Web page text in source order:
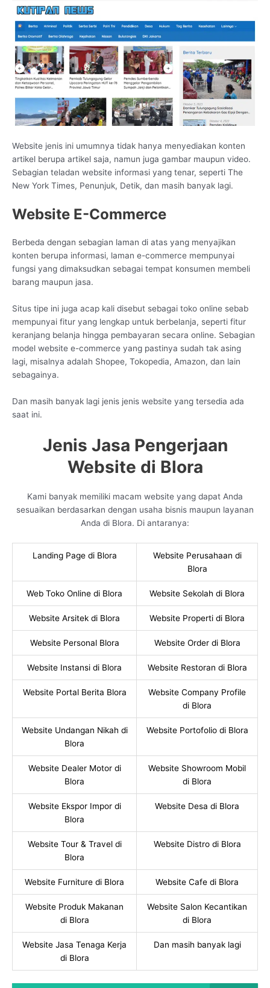
Website jenis ini umumnya tidak hanya menyediakan konten
artikel berupa artikel saja, namun juga gambar maupun video.
Sebagian teladan website informasi yang tenar, seperti The
New York Times, Penunjuk, Detik, dan masih banyak lagi.
Website E-Commerce
Berbeda dengan sebagian laman di atas yang menyajikan
konten berupa informasi, laman e-commerce mempunyai
fungsi yang dimaksudkan sebagai tempat konsumen membeli
barang maupun jasa.
Situs tipe ini juga acap kali disebut sebagai toko online sebab
mempunyai fitur yang lengkap untuk berbelanja, seperti fitur
keranjang belanja hingga pembayaran secara online. Sebagian
model website e-commerce yang pastinya sudah tak asing
lagi, misalnya adalah Shopee, Tokopedia, Amazon, dan lain
sebagainya.
Dan masih banyak lagi jenis jenis website yang tersedia ada
saat ini.
Jenis Jasa Pengerjaan
Website di Blora
Kami banyak memiliki macam website yang dapat Anda
sesuaikan berdasarkan dengan usaha bisnis maupun layanan
Anda di Blora. Di antaranya:
Landing Page di Blora
Website Perusahaan di
Blora
Web Toko Online di Blora Website Sekolah di Blora
Website Arsitek di Blora Website Properti di Blora
Website Personal Blora Website Order di Blora
Website Instansi di Blora Website Restoran di Blora
Website Portal Berita Blora
Website Company Profile
di Blora
Website Undangan Nikah di
Blora
Website Portofolio di Blora
Website Dealer Motor di
Blora
Website Showroom Mobil
di Blora
Website Ekspor Impor di
Blora
Website Desa di Blora
Website Tour & Travel di
Blora
Website Distro di Blora
Website Furniture di Blora Website Cafe di Blora
Website Produk Makanan
di Blora
Website Salon Kecantikan
di Blora
Website Jasa Tenaga Kerja
di Blora
Dan masih banyak lagi